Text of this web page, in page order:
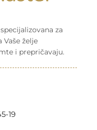
za
želje
i prepričavaju.
19